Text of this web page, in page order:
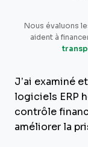
Nous évaluons
aident à
J’ai examiné
logiciels ERP
contrôle
améliorer la